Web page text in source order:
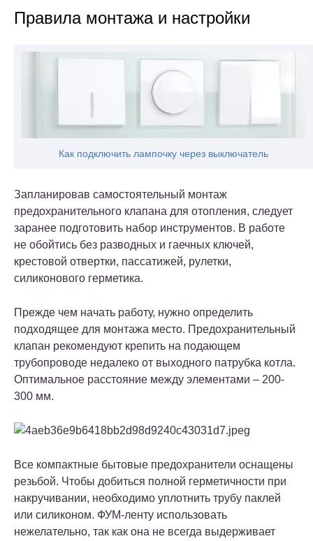
Правила монтажа и настройки
Как подключить лампочку через выключатель
Запланировав самостоятельный монтаж
предохранительного клапана для отопления, следует
заранее подготовить набор инструментов. В работе
не обойтись без разводных и гаечных ключей,
крестовой отвертки, пассатижей, рулетки,
силиконового герметика.
Прежде чем начать работу, нужно определить
подходящее для монтажа место. Предохранительный
клапан рекомендуют крепить на подающем
трубопроводе недалеко от выходного патрубка котла.
Оптимальное расстояние между элементами – 200-
300 мм.
Все компактные бытовые предохранители оснащены
резьбой. Чтобы добиться полной герметичности при
накручивании, необходимо уплотнить трубу паклей
или силиконом. ФУМ-ленту использовать
нежелательно, так как она не всегда выдерживает